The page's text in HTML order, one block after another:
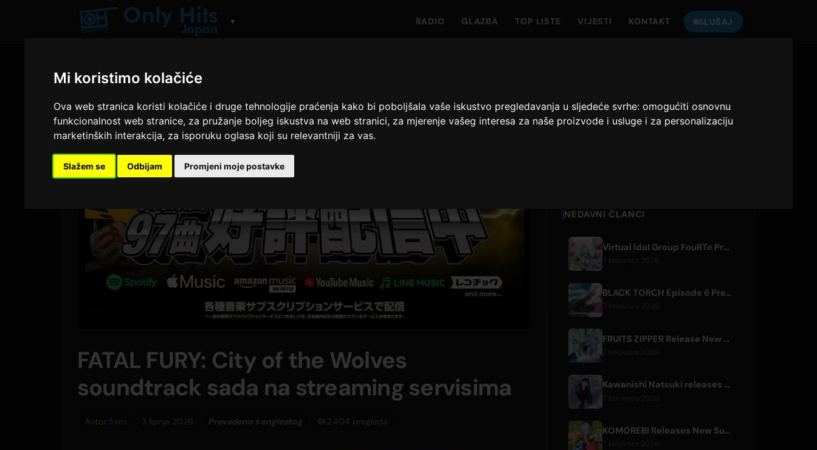
Mi koristimo kolačiće
Ova web stranica koristi kolačiće i druge tehnologije praćenja kako bi poboljšala vaše iskustvo pregledavanja u sljedeće svrhe:omogućiti osnovnu
funkcionalnost web stranice, za pružanje boljeg iskustva na web stranici, za mjerenje vašeg interesa za naše proizvode i usluge i za personalizaciju
marketinških interakcija, za isporuku oglasa koji su relevantniji za vas.
Slažem se Odbijam Promjeni moje postavke
▼ RADIO GLAZBA TOP LISTE VIJESTI KONTAKT SLUŠAJ
FATAL FURY: City of the Wolves
soundtrack sada na streaming servisima
Autor:Sam 3 lipnja 2026 Prevedeno s engleskog 2,404 pregleda
NEDAVNI ČLANCI
Virtual Idol Group FouRTe Project Debuts with 'ALL IN' Album Produced by m-flo's ☆Taku Takahashi
7 kolovoza 2026
BLACK TORCH Episode 6 Preview and Streaming Details
FRUITS ZIPPER Release New Collaboration Song '1,2,3,FOOOOUR'
Kawanishi Natsuki releases digital single 'Sayonara wa Ichiban Kirei na Atashi de'
KOMOREBI Releases New Summer Single 'Letsu Natsu'
7 kolovoza 2026